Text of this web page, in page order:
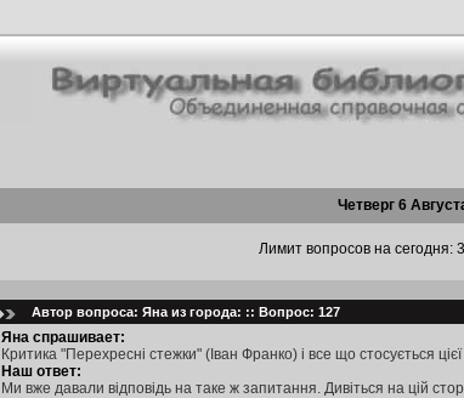
Четверг 6
Лимит вопросов на сегодня:
Автор вопроса: Яна из города: :: Вопрос: 127
Яна спрашивает:
Критика "Перехресні стежки" (Іван Франко) і все що стосується цієї
Наш ответ:
Ми вже давали відповідь на таке ж запитання. Дивіться на цій